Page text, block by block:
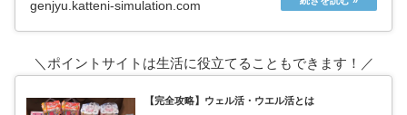
genjyu.katteni-simulation.com
＼ポイントサイトは生活に役立てることもできます！／
【完全攻略】ウェル活・ウエル活とは